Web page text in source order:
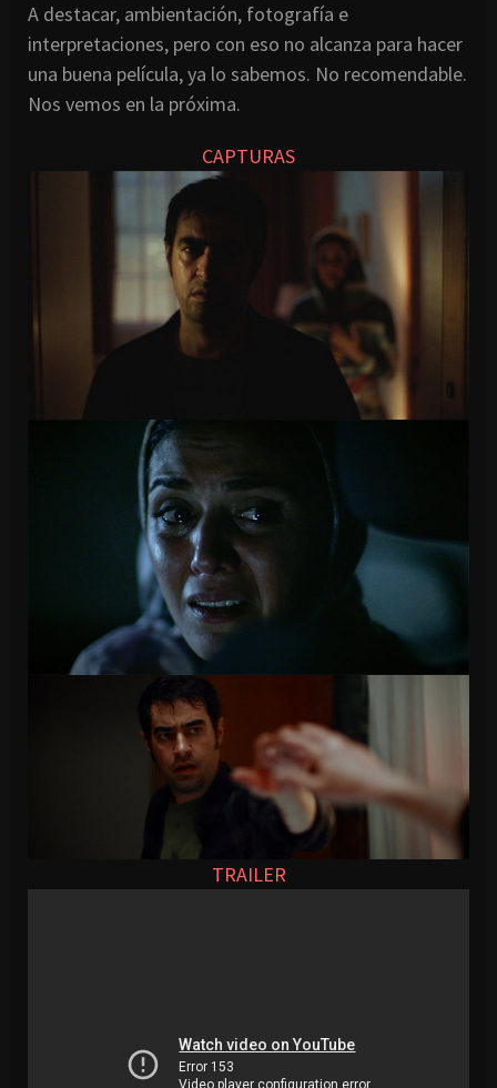
A destacar, ambientación, fotografía e
interpretaciones, pero con eso no alcanza para hacer
una buena película, ya lo sabemos. No recomendable.
Nos vemos en la próxima.
CAPTURAS
TRAILER